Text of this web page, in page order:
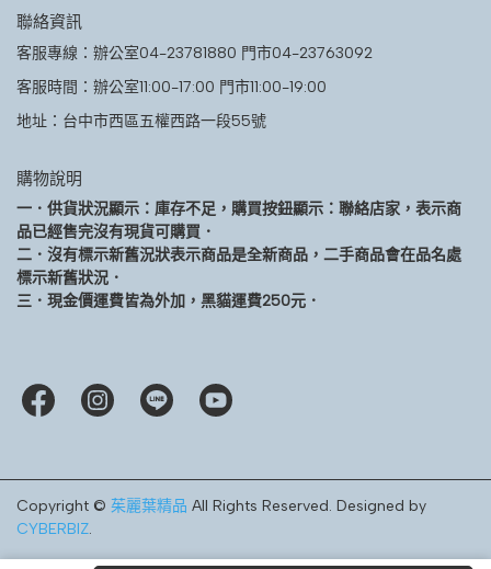
聯絡資訊
客服專線：辦公室04-23781880 門市04-23763092
客服時間：辦公室11:00-17:00 門市11:00-19:00
地址：台中市西區五權西路一段55號
購物說明
一．供貨狀況顯示：庫存不足，購買按鈕顯示：聯絡店家，表示商
品已經售完沒有現貨可購買．
二．沒有標示新舊況狀表示商品是全新商品，二手商品會在品名處
標示新舊狀況．
三．現金價運費皆為外加，黑貓運費250元．
Copyright © 茱麗葉精品 All Rights Reserved. Designed by
CYBERBIZ.